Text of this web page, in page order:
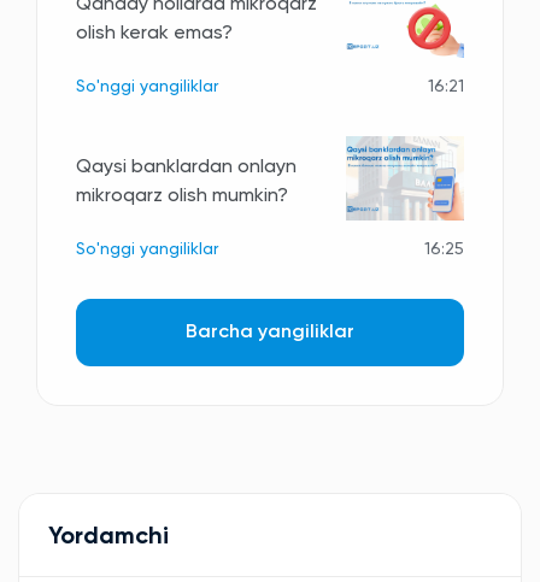
Qanday hollarda mikroqarz
olish kerak emas?
So'nggi yangiliklar 16:21
Qaysi banklardan onlayn
mikroqarz olish mumkin?
So'nggi yangiliklar 16:25
Barcha yangiliklar
Yordamchi